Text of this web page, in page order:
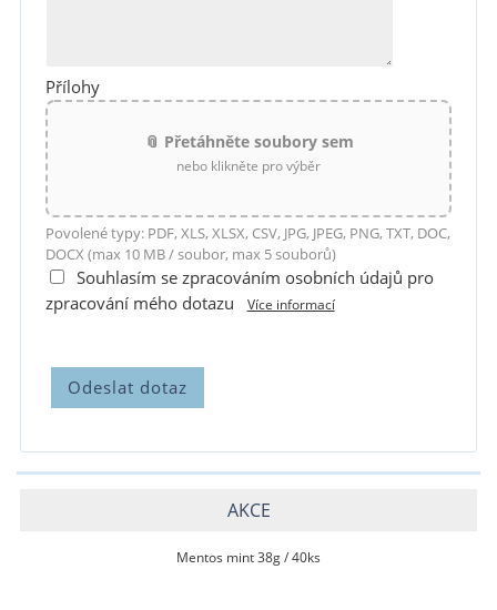
Přílohy
📎 Přetáhněte soubory sem
nebo klikněte pro výběr
Povolené typy: PDF, XLS, XLSX, CSV, JPG, JPEG, PNG, TXT, DOC,
DOCX (max 10 MB / soubor, max 5 souborů)
Souhlasím se zpracováním osobních údajů pro
zpracování mého dotazu
Více informací
AKCE
Mentos mint 38g / 40ks